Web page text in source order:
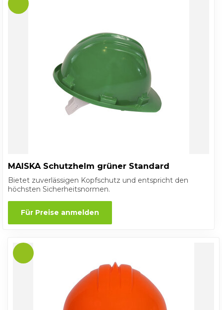
MAISKA Schutzhelm grüner Standard
Bietet zuverlässigen Kopfschutz und entspricht den
höchsten Sicherheitsnormen.
Für Preise anmelden